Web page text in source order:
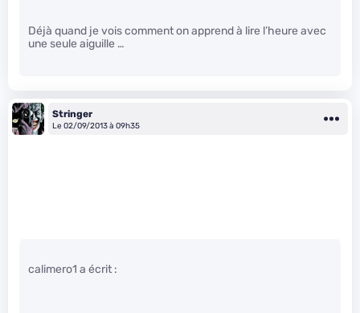
Déjà quand je vois comment on apprend à lire l’heure avec
une seule aiguille …
Stringer
Le 02/09/2013 à 09h35
calimero1 a écrit :